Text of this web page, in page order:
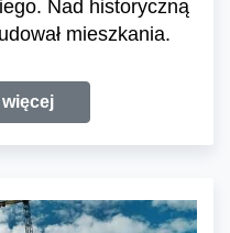
Nad historyczną
mieszkania.